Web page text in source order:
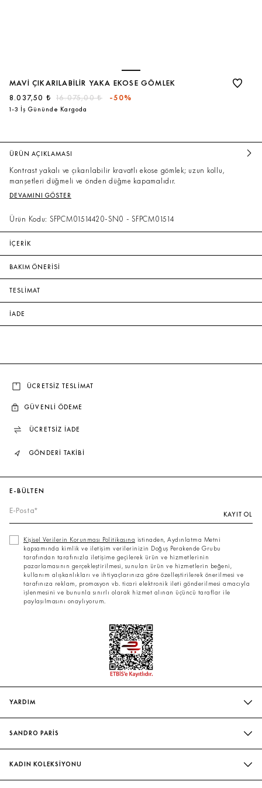
MAVI ÇIKARILABILIR YAKA EKOSE GÖMLEK
16.075,00 ₺
8.037,50 ₺ -50%
1-3 İş Gününde Kargoda
ÜRÜN AÇIKLAMASI
Kontrast yakalı ve çıkarılabilir kravatlı ekose gömlek; uzun kollu,
manşetleri düğmeli ve önden düğme kapamalıdır.
DEVAMINI GÖSTER
Ürün Kodu: SFPCM01514420-SN0 - SFPCM01514
İÇERİK
BAKIM ÖNERİSİ
TESLİMAT
İADE
ÜCRETSİZ TESLİMAT
GÜVENLİ ÖDEME
ÜCRETSİZ İADE
GÖNDERİ TAKİBİ
E-BÜLTEN
KAYIT OL
Kişisel Verilerin Korunması Politikasına istinaden, Aydınlatma Metni
kapsamında kimlik ve iletişim verilerinizin Doğuş Perakende Grubu
tarafından tarafınızla iletişime geçilerek ürün ve hizmetlerinin
pazarlamasının gerçekleştirilmesi, sunulan ürün ve hizmetlerin beğeni,
kullanım alışkanlıkları ve ihtiyaçlarınıza göre özelleştirilerek önerilmesi ve
tarafınıza reklam, promosyon vb. ticari elektronik ileti gönderilmesi amacıyla
işlenmesini ve bununla sınırlı olarak hizmet alınan üçüncü taraflar ile
paylaşılmasını onaylıyorum.
YARDIM
TESLIMAT VE İADE
SANDRO PARİS
KADIN KOLEKSİYONU